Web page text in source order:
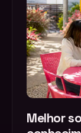
Melhor